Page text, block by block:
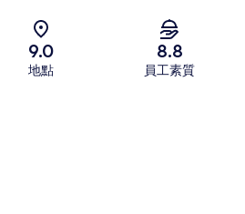
9.0
地點
8.8
員工素質